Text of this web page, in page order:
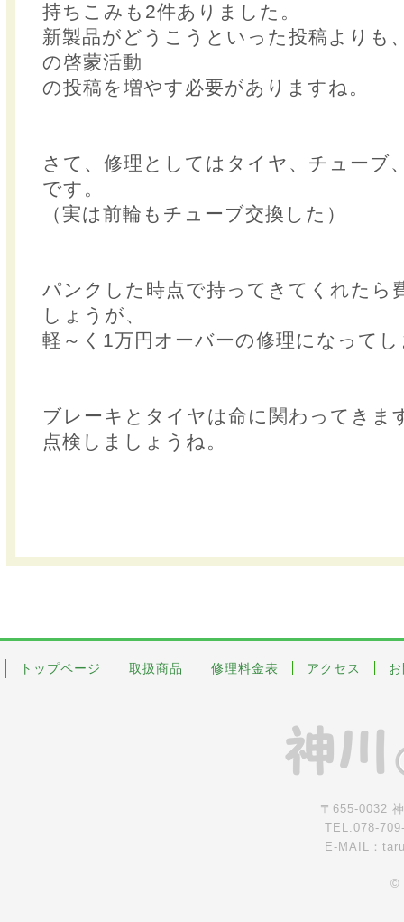
持ちこみも2件ありました。
新製品がどうこうといった投稿よりも
の啓蒙活動
の投稿を増やす必要がありますね。
さて、修理としてはタイヤ、チューブ
です。
（実は前輪もチューブ交換した）
パンクした時点で持ってきてくれたら
しょうが、
軽～く1万円オーバーの修理になって
ブレーキとタイヤは命に関わってきま
点検しましょうね。
トップページ 取扱商品 修理料金表 アクセス
〒655-0032
TEL.078-
E-MAIL：
©